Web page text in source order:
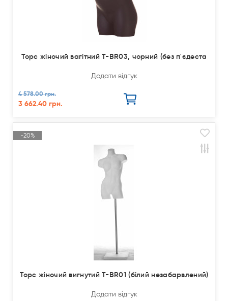
Торс жіночий вагітний T-BR03, чорний (без п'єдеста
Додати відгук
4 578.00 грн.
3 662.40 грн.
-20%
Торс жіночий вигнутий T-BR01 (білий незабарвлений)
Додати відгук